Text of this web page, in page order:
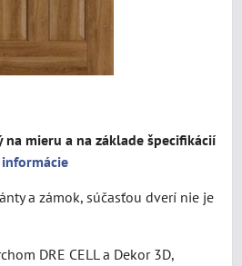
mieru a na základe špecifikácií
a zámok, súčasťou dverí nie je
DRE CELL a Dekor 3D,